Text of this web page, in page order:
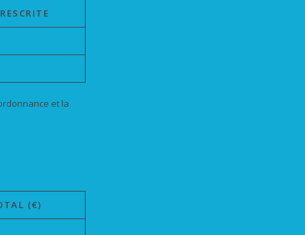
et la
(€)